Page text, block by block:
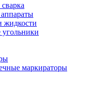
жидкости
маркираторы